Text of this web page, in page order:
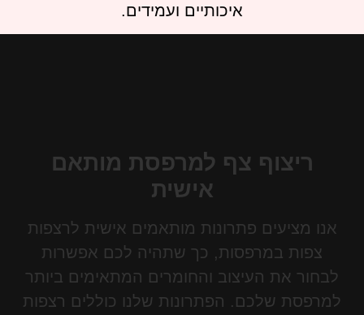
איכותיים ועמידים.
ריצוף צף למרפסת מותאם
אישית
אנו מציעים פתרונות מותאמים אישית לרצפות
צפות במרפסות, כך שתהיה לכם אפשרות
לבחור את העיצוב והחומרים המתאימים ביותר
למרפסת שלכם. הפתרונות שלנו כוללים רצפות